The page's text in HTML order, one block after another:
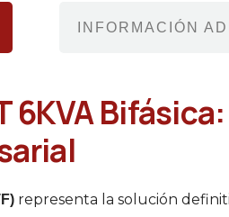
INFORMACIÓN
6KVA
representa la solución